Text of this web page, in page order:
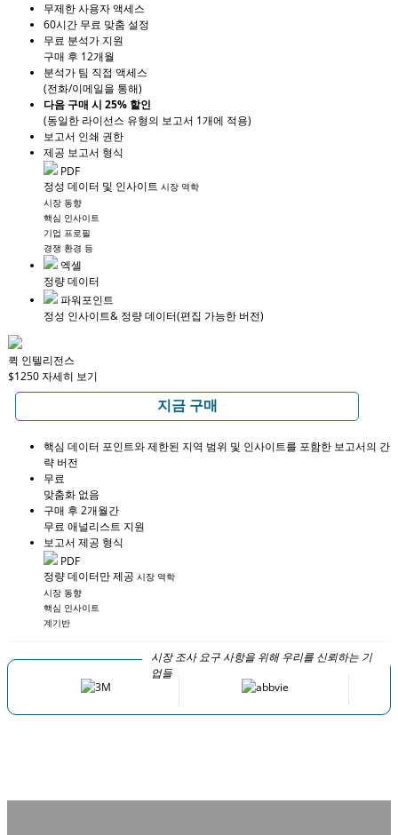
무제한 사용자 액세스
60시간 무료 맞춤 설정
무료 분석가 지원
구매 후 12개월
분석가 팀 직접 액세스
(전화/이메일을 통해)
다음 구매 시 25% 할인
(동일한 라이선스 유형의 보고서 1개에 적용)
보고서 인쇄 권한
제공 보고서 형식
PDF
정성 데이터 및 인사이트 시장 역학
시장 동향
핵심 인사이트
기업 프로필
경쟁 환경 등
엑셀
정량 데이터
파워포인트
정성 인사이트& 정량 데이터(편집 가능한 버전)
퀵 인텔리전스
$1250자세히 보기
지금 구매
핵심 데이터 포인트와 제한된 지역 범위 및 인사이트를 포함한 보고서의 간
략 버전
무료
맞춤화 없음
구매 후 2개월간
무료 애널리스트 지원
보고서 제공 형식
PDF
정량 데이터만 제공 시장 역학
시장 동향
핵심 인사이트
계기반
시장 조사 요구 사항을 위해 우리를 신뢰하는 기
업들